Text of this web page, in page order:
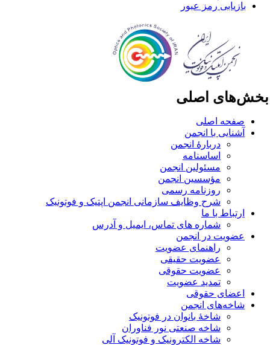
بازیابی رمز عبور
اصلی
صفحه اصلی
آشنایی با انجمن
دربارۀ انجمن
اساسنامه
مسئولین انجمن
مؤسسین انجمن
روزنامه رسمی
شرح وظایف سازمانی انجمن اپتیک و فوتونیک
ارتباط با ما
شماره های تماس، ایمیل و آدرس
عضویت در انجمن
راهنمای عضویت
عضویت حقیقی
عضویت حقوقی
تمدید عضویت
اعضای حقوقی
شاخه‌های انجمن
شاخۀ بانوان در فوتونیک
شاخه صنعتی نور فناوران
شاخه‌ الکترونیک و فوتونیک آلی